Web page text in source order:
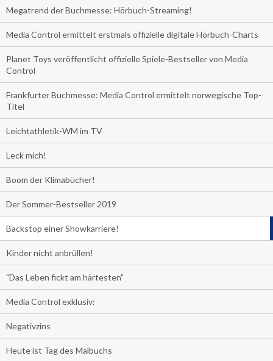
Megatrend der Buchmesse: Hörbuch-Streaming!
Media Control ermittelt erstmals offizielle digitale Hörbuch-Charts
Planet Toys veröffentlicht offizielle Spiele-Bestseller von Media
Control
Frankfurter Buchmesse: Media Control ermittelt norwegische Top-
Titel
Leichtathletik-WM im TV
Leck mich!
Boom der Klimabücher!
Der Sommer-Bestseller 2019
Backstop einer Showkarriere!
Kinder nicht anbrüllen!
"Das Leben fickt am härtesten"
Media Control exklusiv:
Negativzins
Heute ist Tag des Malbuchs